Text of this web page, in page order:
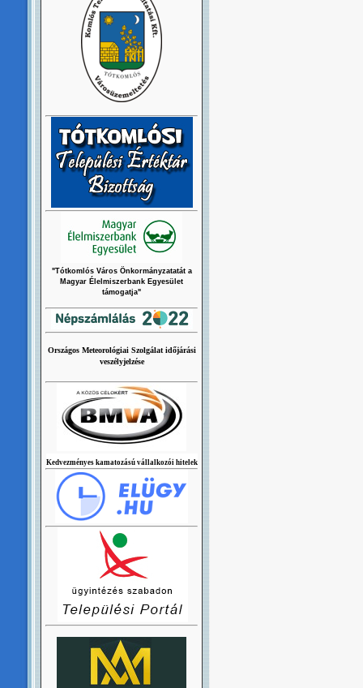
"Tótkomlós Város Önkormányzatatát a
Magyar Élelmiszerbank Egyesület
támogatja"
Országos Meteorológiai Szolgálat időjárási
veszélyjelzése
Kedvezményes kamatozású vállalkozói hitelek